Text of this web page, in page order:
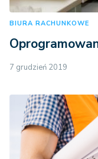
BIURA RACHUNKOWE
7 grudzień 2019